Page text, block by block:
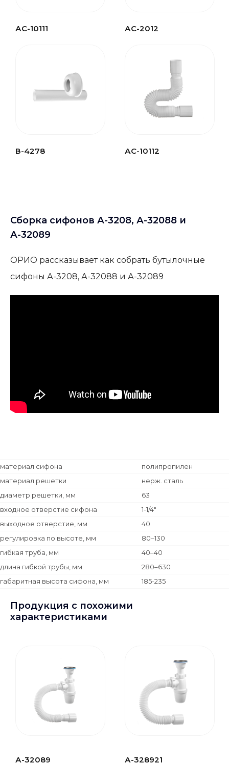
АС-10111 АС-2012
В-4278 АС-10112
Сборка сифонов А-3208, А-32088 и
А-32089
ОРИО рассказывает как собрать бутылочные
сифоны А-3208, А-32088 и А-32089
материал сифона
полипропилен
материал решетки
нерж. сталь
диаметр решетки, мм
63
входное отверстие сифона
1-1/4"
выходное отверстие, мм
40
регулировка по высоте, мм
80–130
гибкая труба, мм
40–40
длина гибкой трубы, мм
280–630
габаритная высота сифона, мм
185-235
Продукция с похожими
характеристиками
А-32089 А-328921